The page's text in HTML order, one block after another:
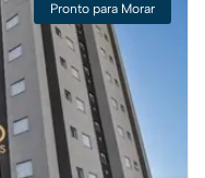
Pronto para Morar